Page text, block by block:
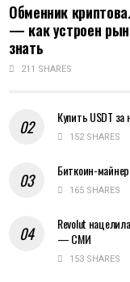
Обменник
— как устроен
знать
211 SHARES
Купить USDT
152 SHARES
Биткоин-
165 SHARES
Revolut
— СМИ
153 SHARES